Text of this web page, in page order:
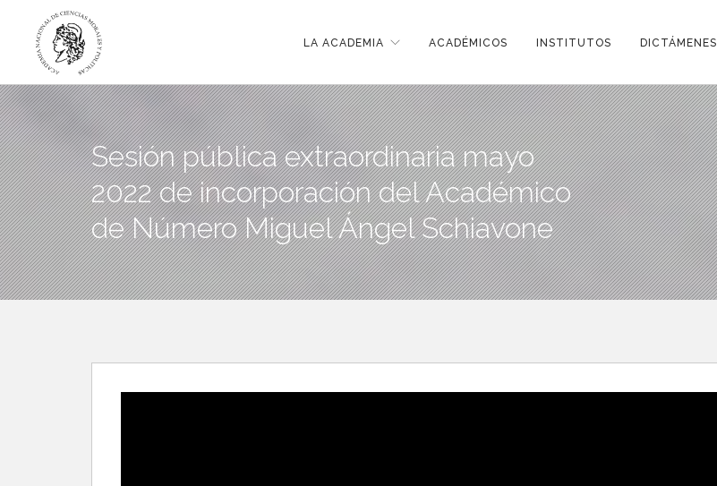
LA ACADEMIA ACADÉMICOS INSTITUTOS DICTÁMENES
Sesión pública extraordinaria mayo
2022 de incorporación del Académico
de Número Miguel Ángel Schiavone